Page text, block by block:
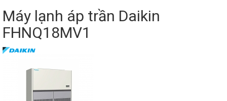
Máy lạnh áp trần Daikin
FHNQ18MV1